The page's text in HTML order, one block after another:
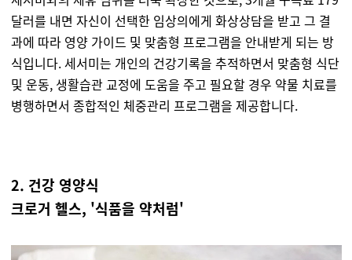
달러를 내면 자신이 선택한 임상의에게 화상상담을 받고 그 결
과에 따라 영양 가이드 및 맞춤형 프로그램을 안내받게 되는 방
식입니다. 세서미는 개인의 건강기록을 추적하면서 맞춤형 식단
및 운동, 생활습관 교정에 도움을 주고 필요할 경우 약물 치료를
병행하면서 종합적인 체중관리 프로그램을 제공합니다.
2. 건강 영양식
크로거 헬스, '식품을 약처럼'